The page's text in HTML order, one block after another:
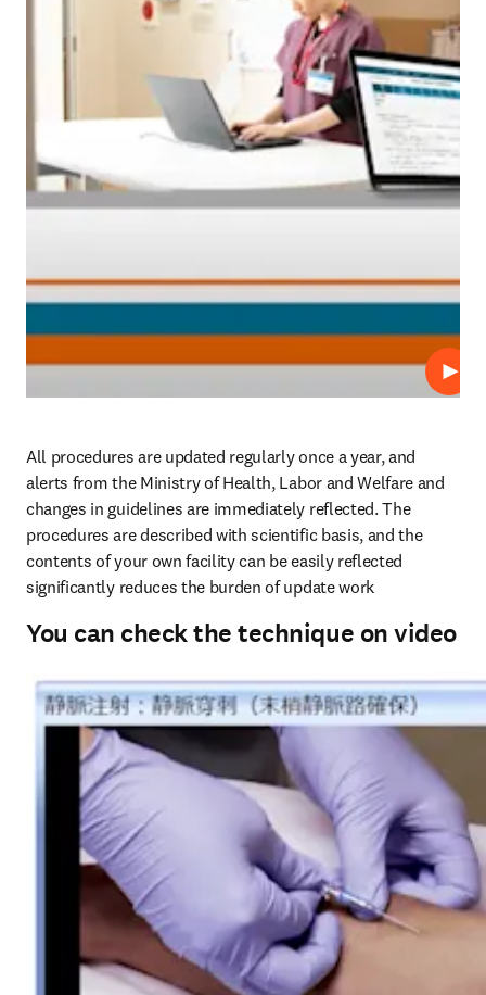
Play
All procedures are updated regularly once a year, and
alerts from the Ministry of Health, Labor and Welfare and
changes in guidelines are immediately reflected. The
procedures are described with scientific basis, and the
contents of your own facility can be easily reflected
significantly reduces the burden of update work
You can check the technique on video